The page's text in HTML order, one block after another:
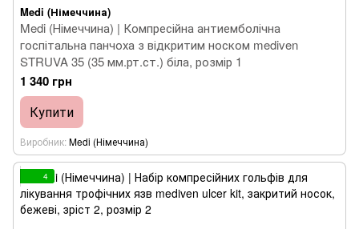
Medi (Німеччина)
Medi (Німеччина) | Компресійна антиемболічна
госпітальна панчоха з відкритим носком mediven
STRUVA 35 (35 мм.рт.ст.) біла, розмір 1
1 340 грн
Купити
Виробник Medi (Німеччина)
4